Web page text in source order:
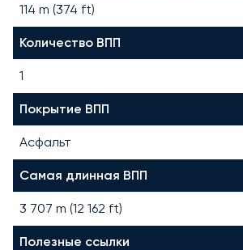
114 m (374 ft)
Количество ВПП
1
Покрытие ВПП
Асфальт
Самая длинная ВПП
3 707 m (12 162 ft)
Полезные ссылки